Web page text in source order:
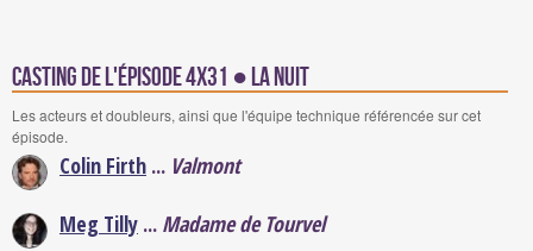
Casting de l'épisode 4x31 ● La Nuit
Les acteurs et doubleurs, ainsi que l'équipe technique référencée sur cet
épisode.
Colin Firth ... Valmont
Meg Tilly ... Madame de Tourvel